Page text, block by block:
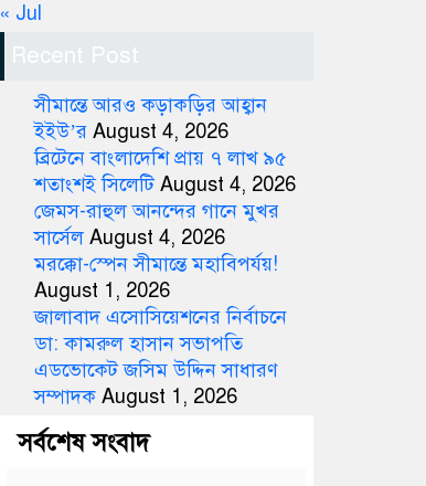
« Jul
Recent Post
সীমান্তে আরও কড়াকড়ির আহ্বান
ইইউ’র August 4, 2026
ব্রিটেনে বাংলাদেশি প্রায় ৭ লাখ ৯৫
শতাংশই সিলেটি August 4, 2026
জেমস-রাহুল আনন্দের গানে মুখর
সার্সেল August 4, 2026
মরক্কো-স্পেন সীমান্তে মহাবিপর্যয়!
August 1, 2026
জালাবাদ এসোসিয়েশনের নির্বাচনে
ডা: কামরুল হাসান সভাপতি
এডভোকেট জসিম উদ্দিন সাধারণ
সম্পাদক August 1, 2026
সর্বশেষ সংবাদ